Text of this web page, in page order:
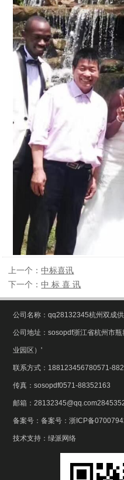
上一个：中标喜讯
下一个：中 标 喜 讯
公司名称：qq28132345杭州双成
公司地址：sosopdf浙江省杭州市
业园区）'
联系方式：188123456780571-
传真：sosopdf0571-88352163
邮箱：
备案号：备案号：浙ICP备
技术支持：绿派网络